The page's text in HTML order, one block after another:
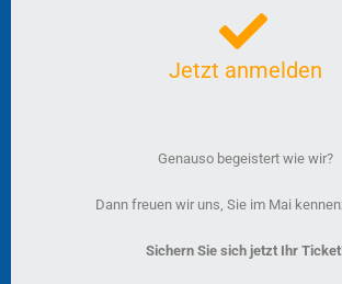
Jetzt anmelden
Genauso begeistert wie wir?
Dann freuen wir uns, Sie im Mai
Sichern Sie sich jetzt Ihr